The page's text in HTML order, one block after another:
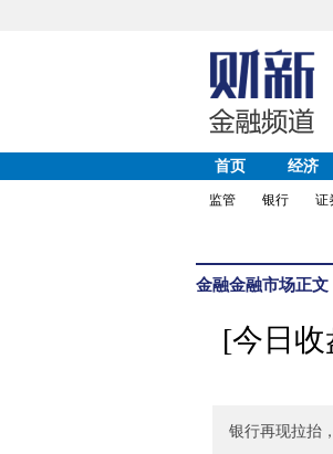
首页 经济
监管
银行 证
金融金融市场正文
[今日收
银行再现拉抬